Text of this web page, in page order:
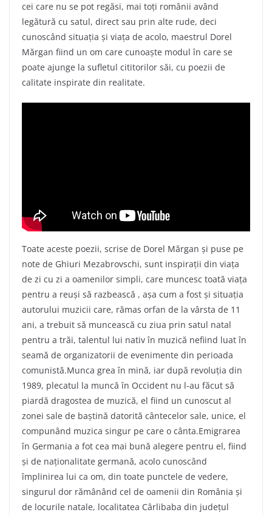
cei care nu se pot regăsi, mai toţi românii având
legătură cu satul, direct sau prin alte rude, deci
cunoscând situaţia şi viaţa de acolo, maestrul Dorel
Mărgan fiind un om care cunoaşte modul în care se
poate ajunge la sufletul cititorilor săi, cu poezii de
calitate inspirate din realitate.
Toate aceste poezii, scrise de Dorel Mărgan şi puse pe
note de Ghiuri Mezabrovschi, sunt inspiraţii din viaţa
de zi cu zi a oamenilor simpli, care muncesc toată viaţa
pentru a reuşi să razbească , aşa cum a fost şi situaţia
autorului muzicii care, rămas orfan de la vârsta de 11
ani, a trebuit să muncească cu ziua prin satul natal
pentru a trăi, talentul lui nativ în muzică nefiind luat în
seamă de organizatorii de evenimente din perioada
comunistă.Munca grea în mină, iar după revoluţia din
1989, plecatul la muncă în Occident nu l-au făcut să
piardă dragostea de muzică, el fiind un cunoscut al
zonei sale de baştină datorită cântecelor sale, unice, el
compunând muzica singur pe care o cânta.Emigrarea
în Germania a fot cea mai bună alegere pentru el, fiind
şi de naţionalitate germană, acolo cunoscând
împlinirea lui ca om, din toate punctele de vedere,
singurul dor rămânând cel de oamenii din România şi
de locurile natale, localitatea Cârlibaba din judeţul